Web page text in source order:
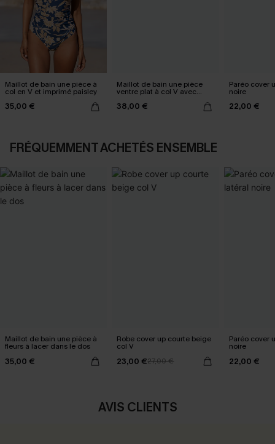
Maillot de bain une pièce à
col en V et imprimé paisley
35,00 €
Maillot de bain une pièce
ventre plat à col V avec
Mesh power
38,00 €
Paréo cover
noire
22,00 €
FRÉQUEMMENT ACHETÉS ENSEMBLE
Maillot de bain une pièce à
fleurs à lacer dans le dos
35,00 €
Robe cover up courte beige
col V
23,00 €27,00 €
Paréo cover
noire
22,00 €
AVIS CLIENTS